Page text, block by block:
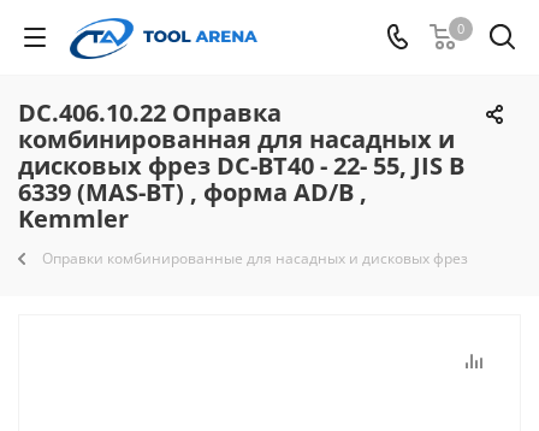
0
DC.406.10.22 Оправка
комбинированная для насадных и
дисковых фрез DC-BT40 - 22- 55, JIS B
6339 (MAS-BT) , форма AD/B ,
Kemmler
Оправки комбинированные для насадных и дисковых фрез